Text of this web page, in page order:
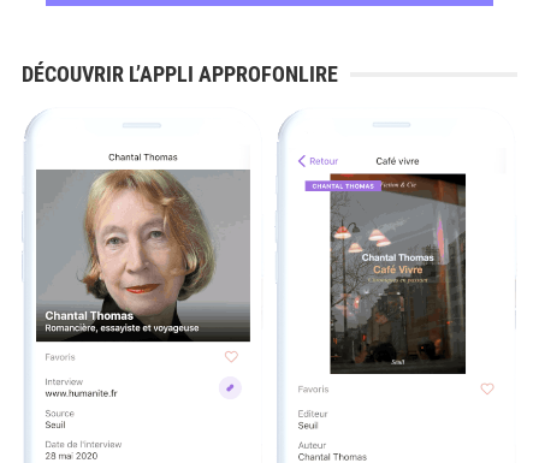
DÉCOUVRIR L’APPLI APPROFONLIRE